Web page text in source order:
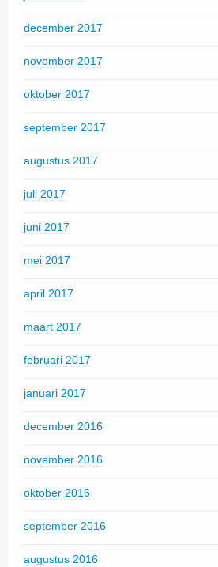
december 2017
november 2017
oktober 2017
september 2017
augustus 2017
juli 2017
juni 2017
mei 2017
april 2017
maart 2017
februari 2017
januari 2017
december 2016
november 2016
oktober 2016
september 2016
augustus 2016